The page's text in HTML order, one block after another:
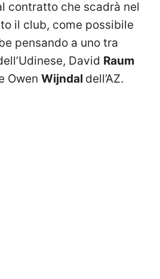
contratto che scadrà nel
il club, come possibile
pensando a uno tra
David Raum
Owen Wijndal dell’AZ.